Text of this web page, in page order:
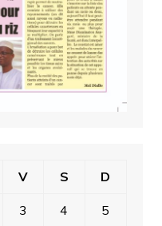
V S D
3 4 5